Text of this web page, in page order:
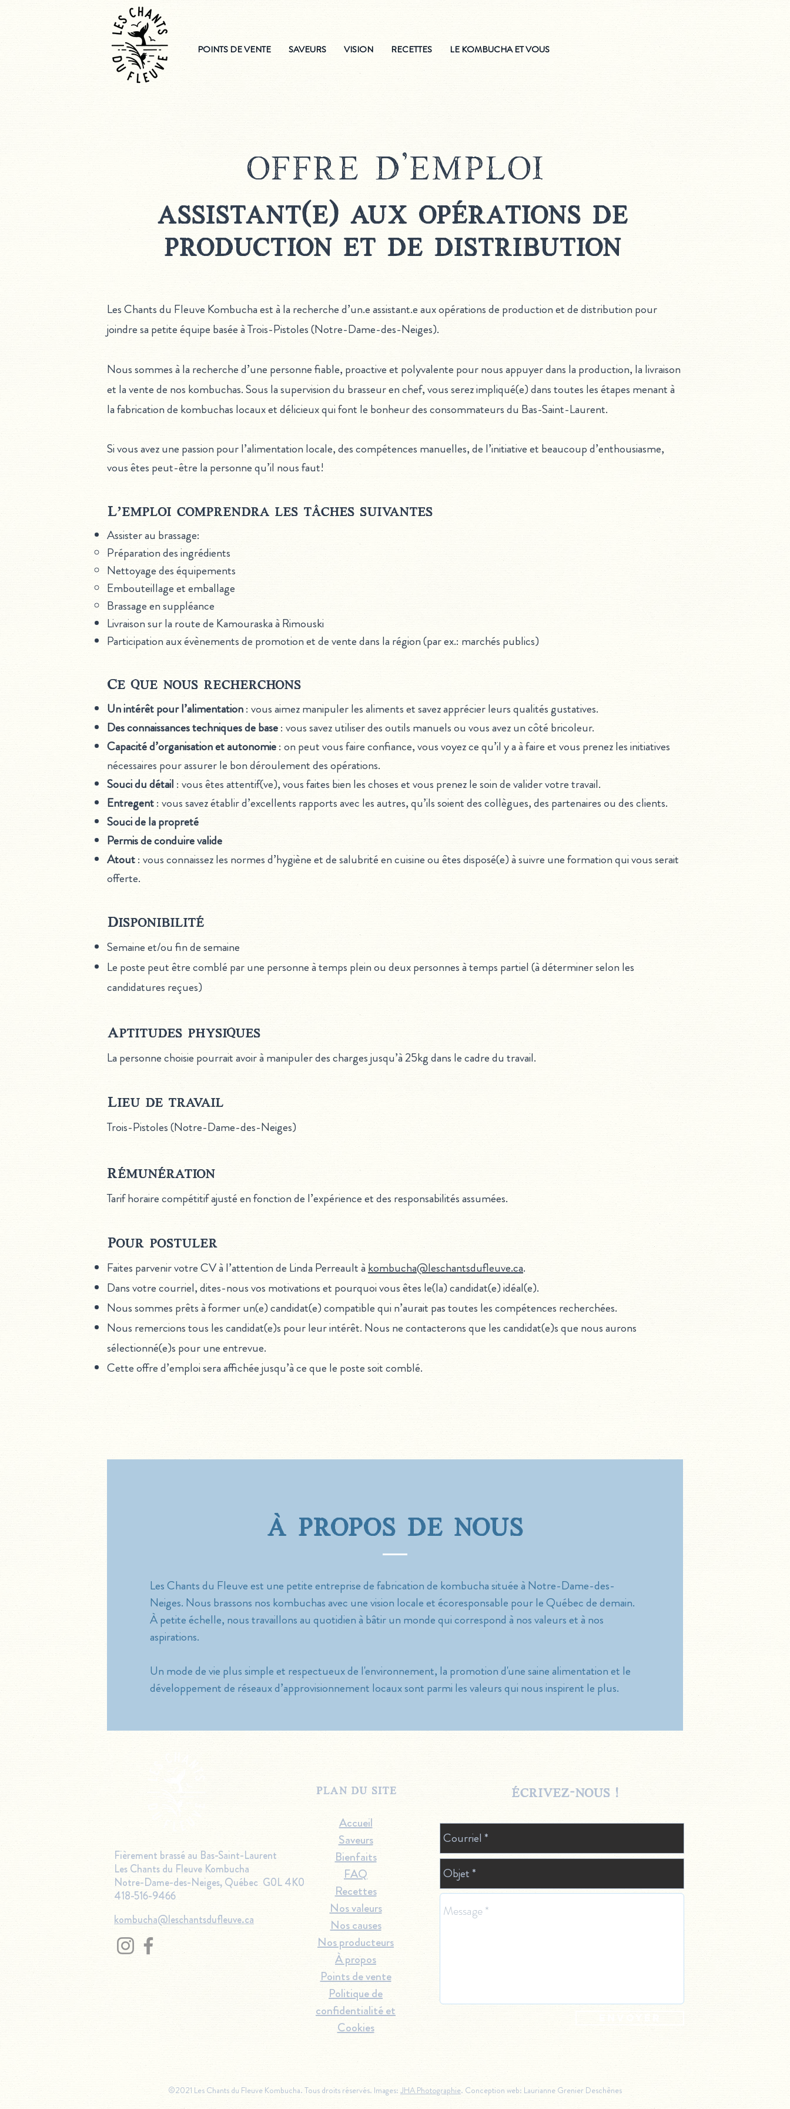
POINTS DE VENTE SAVEURS VISION RECETTES LE KOMBUCHA ET VOUS
offre d'emploi
assistant(e) aux opérations de
production et de distribution
Les Chants du Fleuve Kombucha est à la recherche d’un.e assistant.e aux opérations de production et de distribution pour
joindre sa petite équipe basée à Trois-Pistoles (Notre-Dame-des-Neiges).
Nous sommes à la recherche d’une personne fiable, proactive et polyvalente pour nous appuyer dans la production, la livraison
et la vente de nos kombuchas. Sous la supervision du brasseur en chef, vous serez impliqué(e) dans toutes les étapes menant à
la fabrication de kombuchas locaux et délicieux qui font le bonheur des consommateurs du Bas-Saint-Laurent.
Si vous avez une passion pour l’alimentation locale, des compétences manuelles, de l’initiative et beaucoup d’enthousiasme,
vous êtes peut-être la personne qu’il nous faut!
L’emploi comprendra les tâches suivantes
Assister au brassage:
Préparation des ingrédients
Nettoyage des équipements
Embouteillage et emballage
Brassage en suppléance
Livraison sur la route de Kamouraska à Rimouski
Participation aux évènements de promotion et de vente dans la région (par ex.: marchés publics)
Ce que nous recherchons
Un intérêt pour l’alimentation: vous aimez manipuler les aliments et savez apprécier leurs qualités gustatives.
Des connaissances techniques de base: vous savez utiliser des outils manuels ou vous avez un côté bricoleur.
Capacité d’organisation et autonomie: on peut vous faire confiance, vous voyez ce qu’il y a à faire et vous prenez les initiatives
nécessaires pour assurer le bon déroulement des opérations.
Souci du détail : vous êtes attentif(ve), vous faites bien les choses et vous prenez le soin de valider votre travail.
Entregent: vous savez établir d’excellents rapports avec les autres, qu’ils soient des collègues, des partenaires ou des clients.
Souci de la propreté
Permis de conduire valide
Atout: vous connaissez les normes d’hygiène et de salubrité en cuisine ou êtes disposé(e) à suivre une formation qui vous serait
offerte.
Disponibilité
Semaine et/ou fin de semaine
Le poste peut être comblé par une personne à temps plein ou deux personnes à temps partiel (à déterminer selon les
candidatures reçues)
Aptitudes physiques
La personne choisie pourrait avoir à manipuler des charges jusqu’à 25kg dans le cadre du travail.
Lieu de travail
Trois-Pistoles (Notre-Dame-des-Neiges)
Rémunération
Tarif horaire compétitif ajusté en fonction de l’expérience et des responsabilités assumées.
Pour postuler
Faites parvenir votre CV à l’attention de Linda Perreault àkombucha@leschantsdufleuve.ca.
Dans votre courriel, dites-nous vos motivations et pourquoi vous êtes le(la) candidat(e) idéal(e).
Nous sommes prêts à former un(e) candidat(e) compatible qui n’aurait pas toutes les compétences recherchées.
Nous remercions tous les candidat(e)s pour leur intérêt. Nous ne contacterons que les candidat(e)s que nous aurons
sélectionné(e)s pour une entrevue.
Cette offre d’emploi sera affichée jusqu’à ce que le poste soit comblé.
à propos de nous
Les Chants du Fleuve est une petite entreprise de fabrication de kombucha située à Notre-Dame-des-
Neiges. Nous brassons nos kombuchas avec une vision locale et écoresponsable pour le Québec de demain.
À petite échelle, nous travaillons au quotidien à bâtir un monde qui correspond à nos valeurs et à nos
aspirations.
Un mode de vie plus simple et respectueux de l'environnement, la promotion d'une saine alimentation et le
développement de réseaux d’approvisionnement locaux sont parmi les valeurs qui nous inspirent le plus.
Fièrement brassé au Bas-Saint-Laurent
Les Chants du Fleuve Kombucha
Notre-Dame-des-Neiges,Québec G0L 4K0
418-516-9466
kombucha@leschantsdufleuve.ca
plan du site
Accueil
Saveurs
Bienfaits
FAQ
Recettes
Nos valeurs
Nos causes
Nos producteurs
À propos
Points de vente
Politique de
confidentialité et
Cookies
écrivez-nous !
©2021 Les Chants du Fleuve Kombucha. Tous droits réservés. Images: JHA Photographie. Conception web: Laurianne Grenier Deschênes